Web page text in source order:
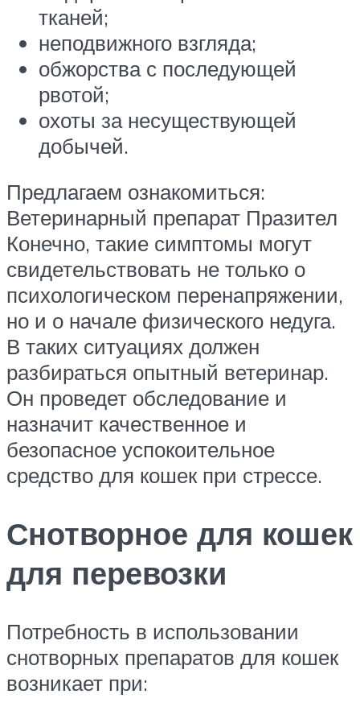
тканей;
неподвижного взгляда;
обжорства с последующей
рвотой;
охоты за несуществующей
добычей.
Предлагаем ознакомиться:
Ветеринарный препарат Празител
Конечно, такие симптомы могут
свидетельствовать не только о
психологическом перенапряжении,
но и о начале физического недуга.
В таких ситуациях должен
разбираться опытный ветеринар.
Он проведет обследование и
назначит качественное и
безопасное успокоительное
средство для кошек при стрессе.
Снотворное для кошек
для перевозки
Потребность в использовании
снотворных препаратов для кошек
возникает при: